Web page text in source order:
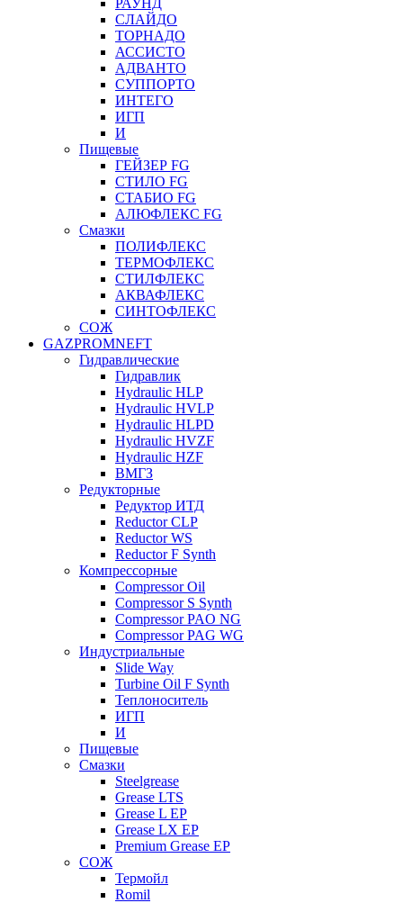
РАУНД
СЛАЙДО
ТОРНАДО
АССИСТО
АДВАНТО
СУППОРТО
ИНТЕГО
ИГП
И
Пищевые
ГЕЙЗЕР FG
СТИЛО FG
СТАБИО FG
АЛЮФЛЕКС FG
Смазки
ПОЛИФЛЕКС
ТЕРМОФЛЕКС
СТИЛФЛЕКС
АКВАФЛЕКС
СИНТОФЛЕКС
СОЖ
GAZPROMNEFT
Гидравлические
Гидравлик
Hydraulic HLP
Hydraulic HVLP
Hydraulic HLPD
Hydraulic HVZF
Hydraulic HZF
ВМГЗ
Редукторные
Редуктор ИТД
Reductor CLP
Reductor WS
Reductor F Synth
Компрессорные
Compressor Oil
Compressor S Synth
Compressor PAO NG
Compressor PAG WG
Индустриальные
Slide Way
Turbine Oil F Synth
Теплоноситель
ИГП
И
Пищевые
Смазки
Steelgrease
Grease LTS
Grease L EP
Grease LX EP
Premium Grease EP
СОЖ
Термойл
Romil